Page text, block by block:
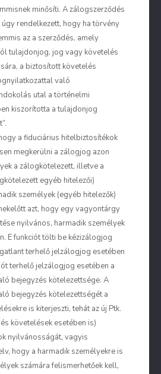
minősíti. A zálogszerződés
rendelkezett, hogy ha törvény
az a szerződés, amely
tulajdonjog, jog vagy követelés
a biztosított követelés
való
utal a történelmi
kiszorította a tulajdonjog
a fiduciárius hitelbiztosítékok
megkerülni a zálogjog azon
a zálogkötelezett, illetve a
egyéb hitelezői)
személyek (egyéb hitelezők)
azt, hogy egy vagyontárgy
nyilvános, harmadik személyek
E funkciót tölti be kézizálogjog
terhelő jelzálogjog esetében
terhelő jelzálogjog esetében a
bejegyzés kötelezettsége. A
bejegyzés kötelezettségét a
is kiterjeszti, tehát az új Ptk.
követelések esetében is)
nyilvánosságát, vagyis
hogy a harmadik személyekre is
számára felismerhetőek kell,